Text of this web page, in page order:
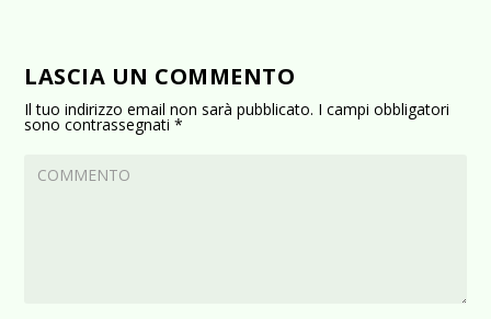
LASCIA UN COMMENTO
Il tuo indirizzo email non sarà pubblicato. I campi obbligatori
sono contrassegnati*